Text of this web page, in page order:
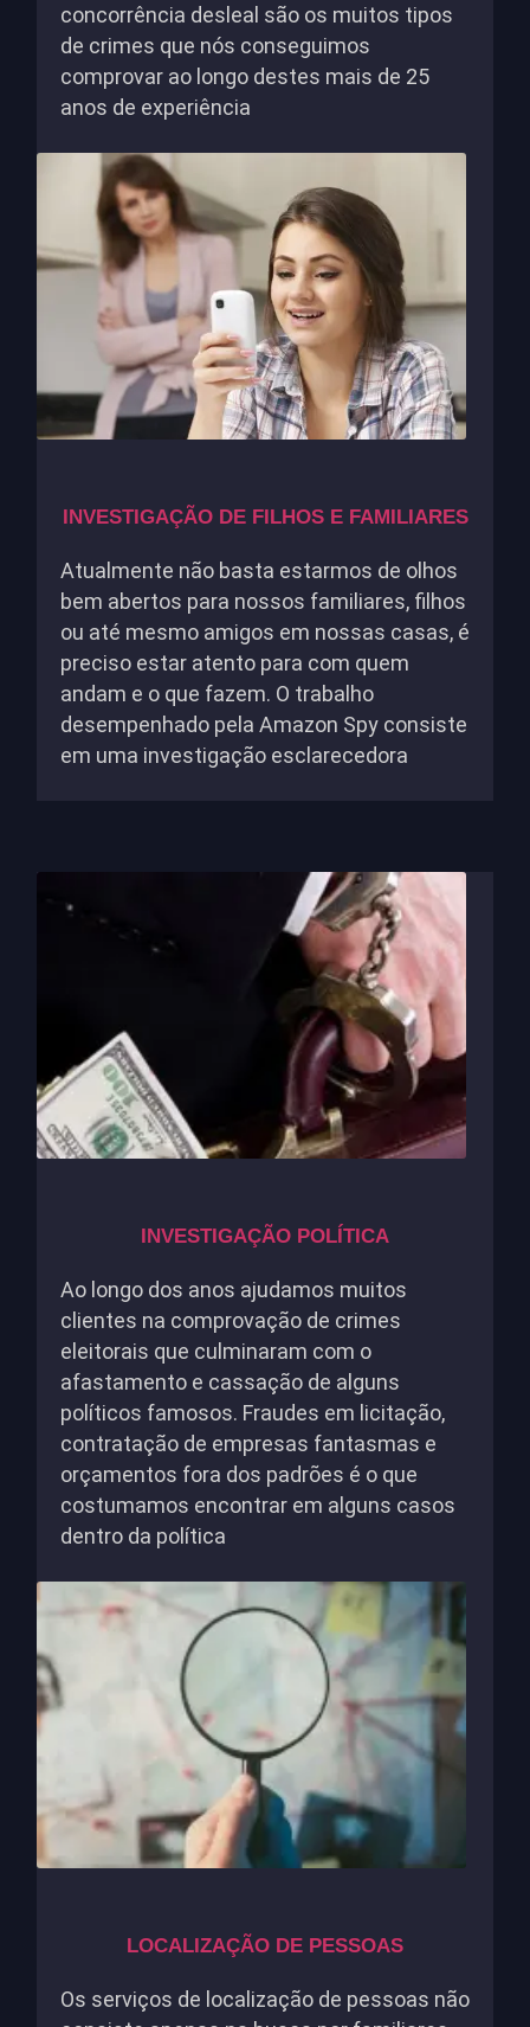
concorrência desleal são os muitos tipos
de crimes que nós conseguimos
comprovar ao longo destes mais de 25
anos de experiência
INVESTIGAÇÃO DE FILHOS E FAMILIARES
Atualmente não basta estarmos de olhos
bem abertos para nossos familiares, filhos
ou até mesmo amigos em nossas casas, é
preciso estar atento para com quem
andam e o que fazem. O trabalho
desempenhado pela Amazon Spy consiste
em uma investigação esclarecedora
INVESTIGAÇÃO POLÍTICA
Ao longo dos anos ajudamos muitos
clientes na comprovação de crimes
eleitorais que culminaram com o
afastamento e cassação de alguns
políticos famosos. Fraudes em licitação,
contratação de empresas fantasmas e
orçamentos fora dos padrões é o que
costumamos encontrar em alguns casos
dentro da política
LOCALIZAÇÃO DE PESSOAS
Os serviços de localização de pessoas não